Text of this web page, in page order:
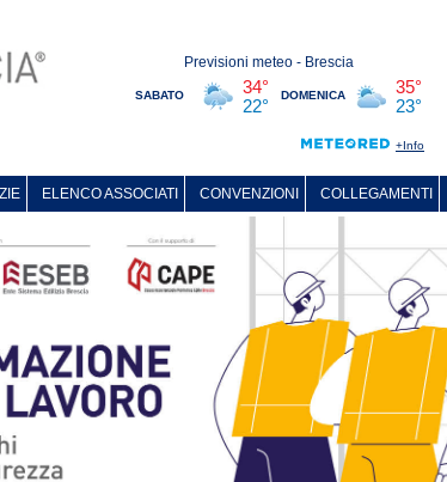
ELENCO ASSOCIATI CONVENZIONI COLLEGAMENTI